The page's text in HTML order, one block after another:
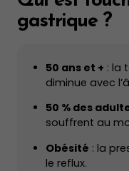
gastrique ?
50 ans et + : la
diminue avec
50 % des
souffrent au
Obésité : la
le reflux.